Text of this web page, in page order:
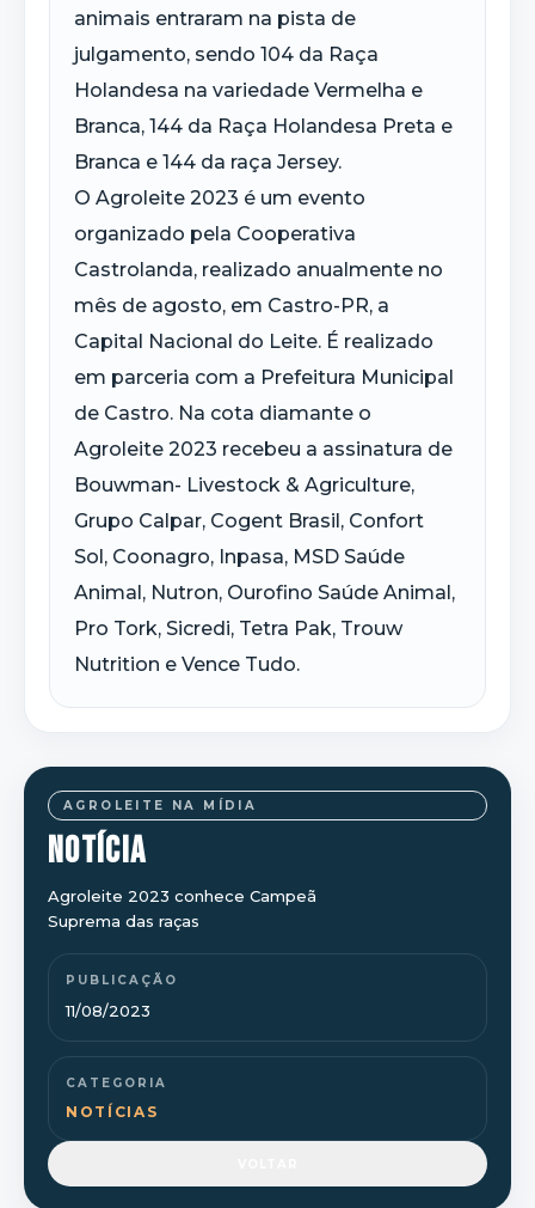
AGROLEITE NA MÍDIA
NOTÍCIA
Agroleite 2023 conhece Campeã
Suprema das raças
PUBLICAÇÃO
11/08/2023
CATEGORIA
NOTÍCIAS
animais entraram na pista de
julgamento, sendo 104 da Raça
Holandesa na variedade Vermelha e
Branca, 144 da Raça Holandesa Preta e
Branca e 144 da raça Jersey.
O Agroleite 2023 é um evento
organizado pela Cooperativa
Castrolanda, realizado anualmente no
mês de agosto, em Castro-PR, a
Capital Nacional do Leite. É realizado
em parceria com a Prefeitura Municipal
de Castro. Na cota diamante o
Agroleite 2023 recebeu a assinatura de
Bouwman- Livestock & Agriculture,
Grupo Calpar, Cogent Brasil, Confort
Sol, Coonagro, Inpasa, MSD Saúde
Animal, Nutron, Ourofino Saúde Animal,
Pro Tork, Sicredi, Tetra Pak, Trouw
Nutrition e Vence Tudo.